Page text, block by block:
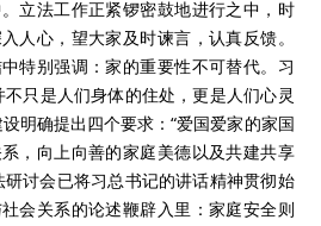
。
学者认为，《民法典·继承编（草
放弃”的规定是明显的错误。有学者认
价合同，若需要解除只能法定解除或
一，细化遗产管理人制度。第二，建
第三，后位继承是遗嘱自由的体现，
学者认为，共同遗嘱和分家析产应当
民间制度的基本特色。两者或者写入